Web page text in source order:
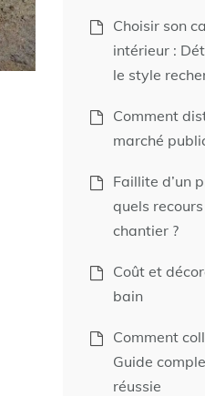
Choisir son
intérieur :
le style
Comment
marché
Faillite d’un
quels
chantier ?
Coût et
bain
Comment
Guide
réussie